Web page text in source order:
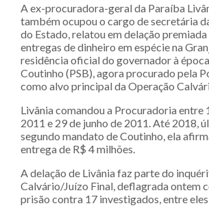
A ex-procuradora-geral da Paraíba
também ocupou o cargo de secretária
do Estado, relatou em delação
entregas de dinheiro em espécie na
residência oficial do governador à
Coutinho (PSB), agora procurado pela
como alvo principal da Operação
Livânia comandou a Procuradoria entre
2011 e 29 de junho de 2011. Até 2018,
segundo mandato de Coutinho, ela
entrega de R$ 4 milhões.
A delação de Livânia faz parte do
Calvário/Juízo Final, deflagrada ontem
prisão contra 17 investigados, entre